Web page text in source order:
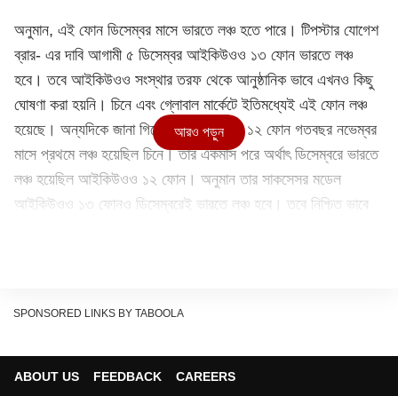
অনুমান, এই ফোন ডিসেম্বর মাসে ভারতে লঞ্চ হতে পারে। টিপস্টার যোগেশ
ব্রার- এর দাবি আগামী ৫ ডিসেম্বর আইকিউওও ১৩ ফোন ভারতে লঞ্চ
হবে। তবে আইকিউওও সংস্থার তরফ থেকে আনুষ্ঠানিক ভাবে এখনও কিছু
ঘোষণা করা হয়নি। চিনে এবং গ্লোবাল মার্কেটে ইতিমধ্যেই এই ফোন লঞ্চ
হয়েছে। অন্যদিকে জানা গিয়েছে, আইকিউওও ১২ ফোন গতবছর নভেম্বর
মাসে প্রথমে লঞ্চ হয়েছিল চিনে। তার একমাস পরে অর্থাৎ ডিসেম্বরে ভারতে
লঞ্চ হয়েছিল আইকিউওও ১২ ফোন। অনুমান তার সাকসেসর মডেল
আইকিউওও ১৩ ফোনও ডিসেম্বরেই ভারতে লঞ্চ হবে। তবে নিশ্চিত ভাবে
লঞ্চ হবে। এখনও অবশ্য নির্দিষ্ট দিনক্ষণ প্রকাশ্যে আসেনি। তবে জানা
গিয়েছে স্যামসাং গ্যালাক্সি 'এ' সিরিজের আসন্ন ৫জি ফোনের ফিচার গ্লোবাল
আরও পড়ুন
SPONSORED LINKS BY TABOOLA
ABOUT US FEEDBACK CAREERS